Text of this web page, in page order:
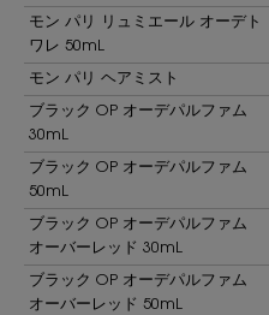
モン パリ リュミエール オーデト
ワレ 50mL
モン パリ ヘアミスト
ブラック OP オーデパルファム
30mL
ブラック OP オーデパルファム
50mL
ブラック OP オーデパルファム
オーバーレッド 30mL
ブラック OP オーデパルファム
オーバーレッド 50mL